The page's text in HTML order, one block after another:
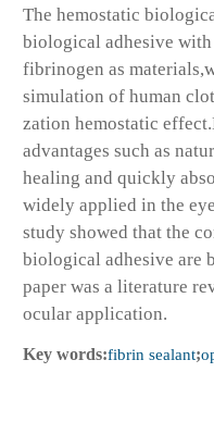
The hemostatic
biological adhesive
fibrinogen as
simulation of human
zation hemostatic
advantages such as
healing and quickly
widely applied in the
study showed that the
biological adhesive are
paper was a literature
ocular application.
Key words:fibrin sealant;